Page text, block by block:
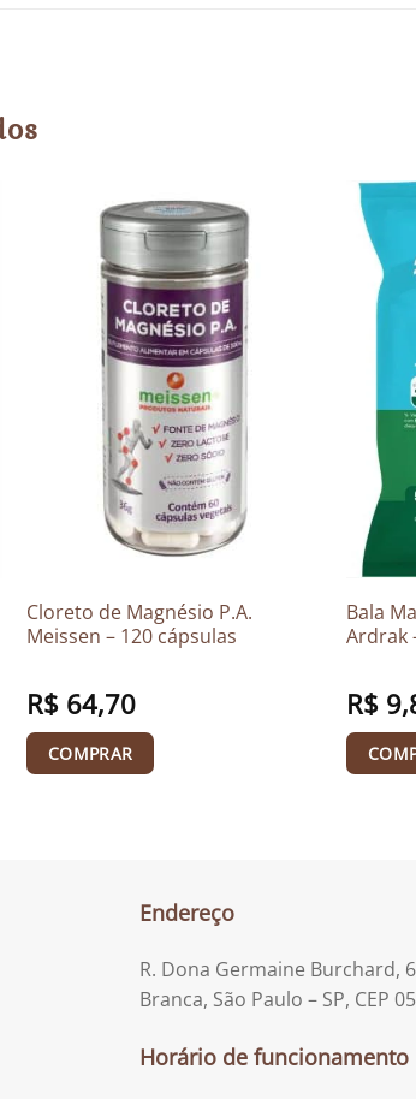
Cloreto de Magnésio P.A.
Meissen – 120 cápsulas
R$ 64,70
COMPRAR
Bala
Ardrak
R$
Endereço
R. Dona Germaine Burchard,
Branca, São Paulo – SP, CEP
Horário de funcionamento